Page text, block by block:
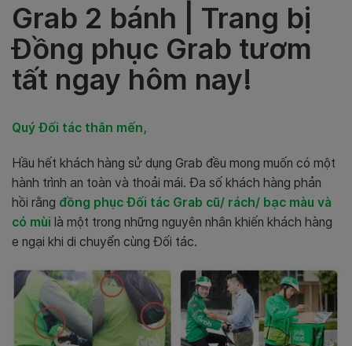
Grab 2 bánh | Trang bị
Đồng phục Grab tươm
tất ngay hôm nay!
Quý Đối tác thân mến,
Hầu hết khách hàng sử dụng Grab đều mong muốn có một
hành trình an toàn và thoải mái. Đa số khách hàng phản
hồi rằng đồng phục Đối tác Grab cũ/ rách/ bạc màu và
có mùi là một trong những nguyên nhân khiến khách hàng
e ngại khi di chuyển cùng Đối tác.